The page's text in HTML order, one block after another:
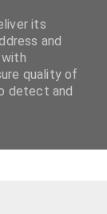
its
and
quality of
detect and